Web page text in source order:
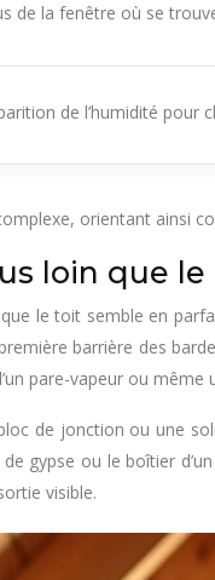
de la fenêtre où se
de l’humidité
orientant ainsi
loin que le
le toit semble en
barrière des
pare-vapeur ou même
de jonction ou une
ou le boîtier
visible.